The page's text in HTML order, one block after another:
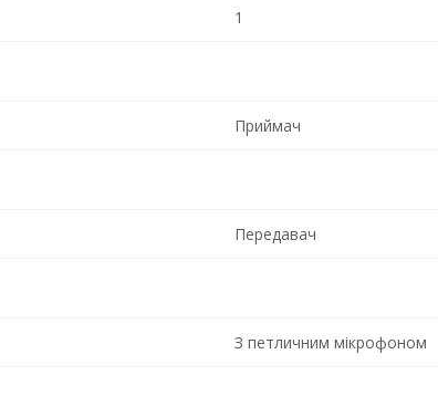
1
Приймач
Передавач
З петличним мікрофоном